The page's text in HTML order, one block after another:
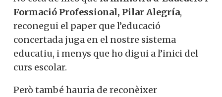
Formació Professional, Pilar Alegría,
reconegui el paper que l’educació
concertada juga en el nostre sistema
educatiu, i menys que ho digui a l’inici del
curs escolar.
Però també hauria de reconèixer